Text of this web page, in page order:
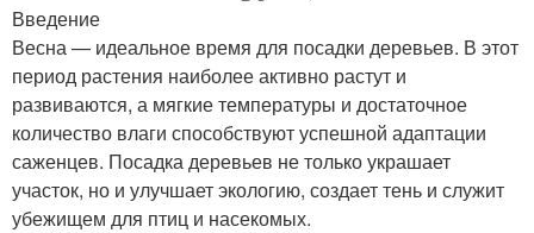
Введение
Весна — идеальное время для посадки деревьев. В этот
период растения наиболее активно растут и
развиваются, а мягкие температуры и достаточное
количество влаги способствуют успешной адаптации
саженцев. Посадка деревьев не только украшает
участок, но и улучшает экологию, создает тень и служит
убежищем для птиц и насекомых.